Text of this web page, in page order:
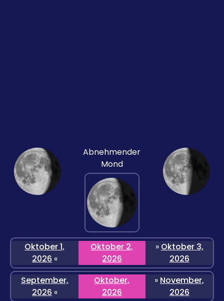
Abnehmender
Mond
Oktober 1,
2026 «
Oktober 2,
2026
» Oktober 3,
2026
September,
2026 «
Oktober,
2026
» November,
2026